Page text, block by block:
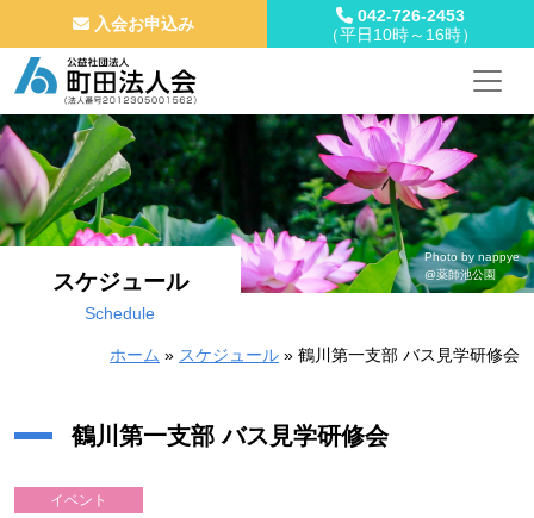
コンテンツへスキップ
メインナビゲーション
入会お申込み
042-726-2453
（平日10時～16時）
スケジュール
Schedule
Photo by nappye
@薬師池公園
ホーム » スケジュール » 鶴川第一支部 バス見学研修会
鶴川第一支部 バス見学研修会
イベント